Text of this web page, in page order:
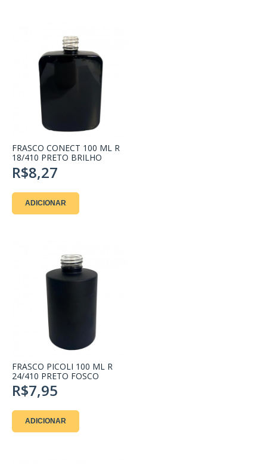
FRASCO CONECT 100 ML R
18/410 PRETO BRILHO
R$8,27
ADICIONAR
FRASCO PICOLI 100 ML R
24/410 PRETO FOSCO
R$7,95
ADICIONAR